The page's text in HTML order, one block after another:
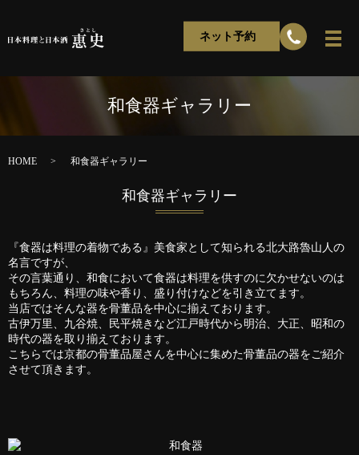
ネット予約
和食器ギャラリー
HOME 和食器ギャラリー
和食器ギャラリー
『食器は料理の着物である』美食家として知られる北大路魯山人の
名言ですが、
その言葉通り、和食において食器は料理を供すのに欠かせないのは
もちろん、料理の味や香り、盛り付けなどを引き立てます。
当店ではそんな器を骨董品を中心に揃えております。
古伊万里、九谷焼、民平焼きなど江戸時代から明治、大正、昭和の
時代の器を取り揃えております。
こちらでは京都の骨董品屋さんを中心に集めた骨董品の器をご紹介
させて頂きます。